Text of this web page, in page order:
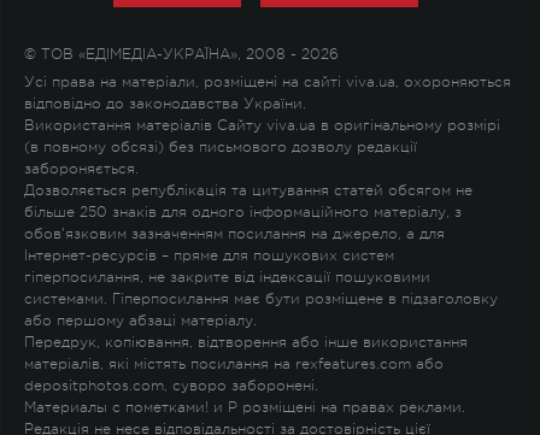
© ТОВ «ЕДІМЕДІА-УКРАЇНА», 2008 - 2026
Усі права на матеріали, розміщені на сайті viva.ua, охороняються
відповідно до законодавства України.
Використання матеріалів Сайту viva.ua в оригінальному розмірі
(в повному обсязі) без письмового дозволу редакції
забороняється.
Дозволяється републікація та цитування статей обсягом не
більше 250 знаків для одного інформаційного матеріалу, з
обов'язковим зазначенням посилання на джерело, а для
Інтернет-ресурсів – пряме для пошукових систем
гіперпосилання, не закрите від індексації пошуковими
системами. Гіперпосилання має бути розміщене в підзаголовку
або першому абзаці матеріалу.
Передрук, копіювання, відтворення або інше використання
матеріалів, які містять посилання на rexfeatures.com або
depositphotos.com, суворо заборонені.
Материалы с пометками! и P розміщені на правах реклами.
Редакція не несе відповідальності за достовірність цієї